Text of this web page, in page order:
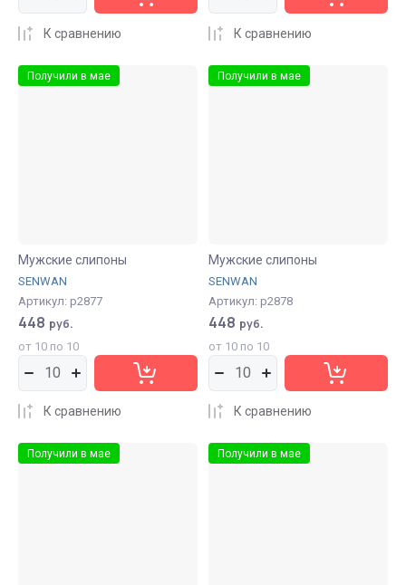
К сравнению К сравнению
Получили в мае
Мужские слипоны
SENWAN
Артикул: р2877
448 руб.
от 10 по 10
К сравнению
Получили в мае
Мужские слипоны
SENWAN
Артикул: р2878
448 руб.
от 10 по 10
К сравнению
Получили в мае Получили в мае